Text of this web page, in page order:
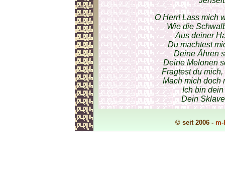
O Herr! Lass mich
Wie die
Aus deiner
Du machtest
Deine Ähren
Deine Melonen
Fragtest du
Mach mich doch
Ich bin
Dein
© seit 2006 - m-